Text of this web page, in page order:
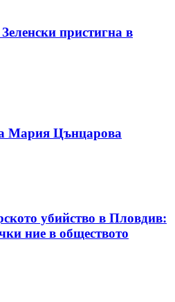
пристигна в
Мария Цънцарова
убийство в Пловдив:
ние в обществото